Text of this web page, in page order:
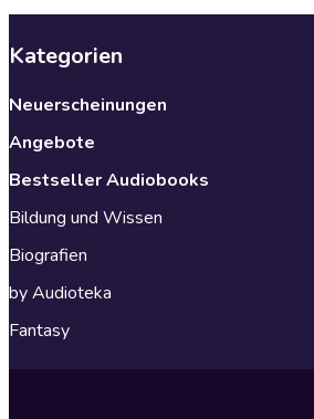
Kategorien
Neuerscheinungen
Angebote
Bestseller Audiobooks
Bildung und Wissen
Biografien
by Audioteka
Fantasy